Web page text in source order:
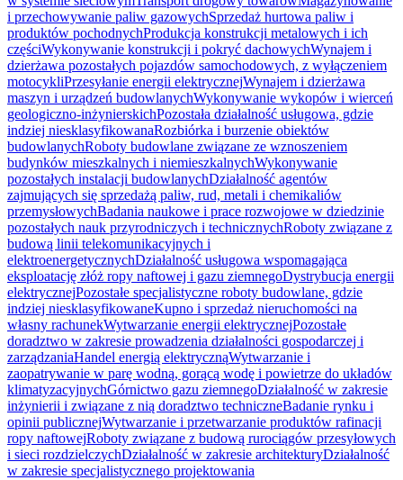
i przechowywanie paliw gazowychSprzedaż hurtowa paliw i
produktów pochodnychProdukcja konstrukcji metalowych i ich
częściWykonywanie konstrukcji i pokryć dachowychWynajem i
dzierżawa pozostałych pojazdów samochodowych, z wyłączeniem
motocykliPrzesyłanie energii elektrycznejWynajem i dzierżawa
maszyn i urządzeń budowlanychWykonywanie wykopów i wierceń
geologiczno-inżynierskichPozostała działalność usługowa, gdzie
indziej niesklasyfikowanaRozbiórka i burzenie obiektów
budowlanychRoboty budowlane związane ze wznoszeniem
budynków mieszkalnych i niemieszkalnychWykonywanie
pozostałych instalacji budowlanychDziałalność agentów
zajmujących się sprzedażą paliw, rud, metali i chemikaliów
przemysłowychBadania naukowe i prace rozwojowe w dziedzinie
pozostałych nauk przyrodniczych i technicznychRoboty związane z
budową linii telekomunikacyjnych i
elektroenergetycznychDziałalność usługowa wspomagająca
eksploatację złóż ropy naftowej i gazu ziemnegoDystrybucja energii
elektrycznejPozostałe specjalistyczne roboty budowlane, gdzie
indziej niesklasyfikowaneKupno i sprzedaż nieruchomości na
własny rachunekWytwarzanie energii elektrycznejPozostałe
doradztwo w zakresie prowadzenia działalności gospodarczej i
zarządzaniaHandel energią elektrycznąWytwarzanie i
zaopatrywanie w parę wodną, gorącą wodę i powietrze do układów
klimatyzacyjnychGórnictwo gazu ziemnegoDziałalność w zakresie
inżynierii i związane z nią doradztwo techniczneBadanie rynku i
opinii publicznejWytwarzanie i przetwarzanie produktów rafinacji
ropy naftowejRoboty związane z budową rurociągów przesyłowych
i sieci rozdzielczychDziałalność w zakresie architekturyDziałalność
w zakresie specjalistycznego projektowania